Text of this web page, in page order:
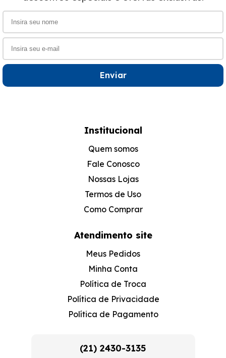
Enviar
Institucional
Quem somos
Fale Conosco
Nossas Lojas
Termos de Uso
Como Comprar
Atendimento site
Meus Pedidos
Minha Conta
Política de Troca
Política de Privacidade
Política de Pagamento
(21) 2430-3135